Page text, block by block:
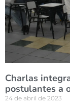
Charlas
postulantes a
24 de abril de 2023